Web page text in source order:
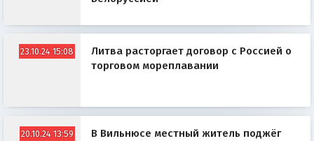
23.10.24 15:08
Литва расторгает договор с Россией о
торговом мореплавании
20.10.24 13:59
В Вильнюсе местный житель поджёг